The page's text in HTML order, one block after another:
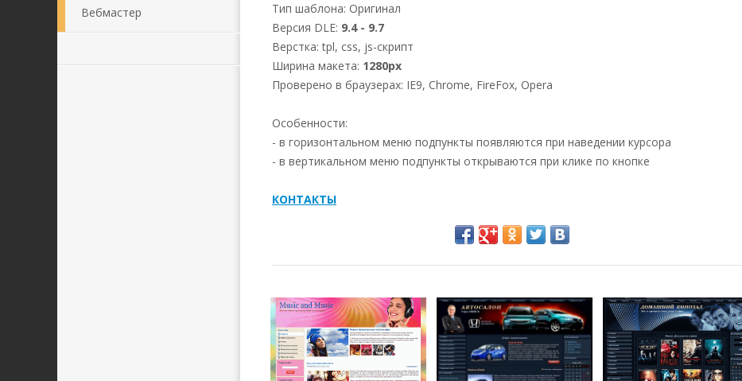
Тип шаблона: Оригинал
Версия DLE: 9.4 - 9.7
Верстка: tpl, css, js-скрипт
Ширина макета: 1280px
Проверено в браузерах: IE9, Chrome, FireFox, Opera
Особенности:
- в горизонтальном меню подпункты появляются при наведении курсора
- в вертикальном меню подпункты открываются при клике по кнопке
КОНТАКТЫ
Вебмастер